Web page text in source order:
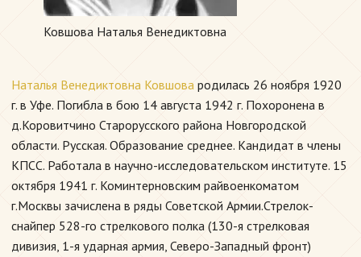
Ковшова Наталья Венедиктовна
Наталья Венедиктовна Ковшова родилась 26 ноября 1920
г. в Уфе. Погибла в бою 14 августа 1942 г. Похоронена в
д.Коровитчино Старорусского района Новгородской
области. Русская. Образование среднее. Кандидат в члены
КПСС. Работала в научно-исследовательском институте. 15
октября 1941 г. Коминтерновским райвоенкоматом
г.Москвы зачислена в ряды Советской Армии.Стрелок-
снайпер 528-го стрелкового полка (130-я стрелковая
дивизия, 1-я ударная армия, Северо-Западный фронт)